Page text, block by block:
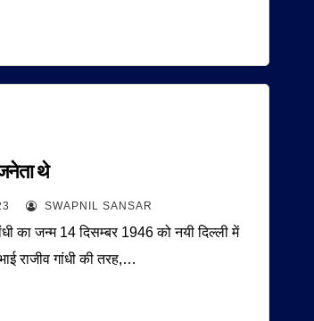
थे
SWAPNIL SANSAR
का जन्म 14 दिसम्बर 1946 को नयी दिल्ली में
राजीव गांधी की तरह,…